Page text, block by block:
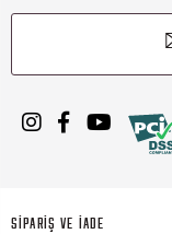
SİPARİŞ VE İADE